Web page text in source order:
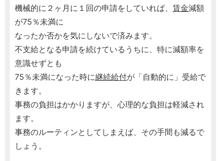
機械的に２ヶ月に１回の申請をしていれば、 賃金減額
が75％未満に
なったか否かを気にしないで済みます。
不支給となる申請を続けているうちに、特に減額率を
意識せずとも
75％未満になった時に継続給付が「自動的に」受給で
きます。
事務の負担はかかりますが、心理的な負担は軽減され
ます。
事務のルーティンとしてしまえば、その手間も減るで
しょう。